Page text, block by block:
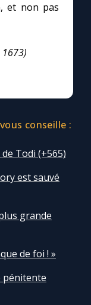
et non pas
1673)
conseille :
Todi (+565)
est sauvé
grande
de foi ! »
pénitente